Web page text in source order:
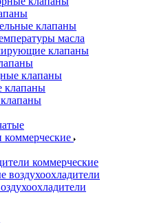
клапаны
масла
клапаны
клапаны
клапаны
коммерческие
коммерческие
воздухоохладители